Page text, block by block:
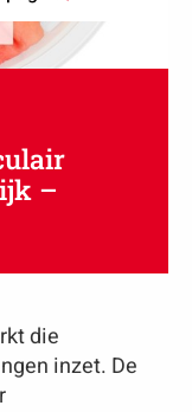
–
die
inzet. De